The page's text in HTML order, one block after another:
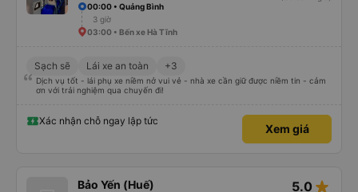
00:00 • Quảng Bình
3 giờ
03:00 • Bến xe Hà Tĩnh
Sạch sẽ Lái xe an toàn +3
Dịch vụ tốt - lái phụ xe niềm nở vui vẻ - nhà xe cần giữ được niềm tin - cảm
ơn với trải nghiệm qua chuyến đi!
Xác nhận chỗ ngay lập tức
Xem giá
Bảo Yến (Huế) 5.0 star_rate